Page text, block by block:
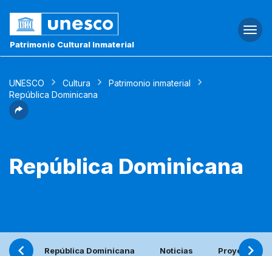
Patrimonio Cultural Inmaterial
UNESCO Cultura
Patrimonio inmaterial
República Dominicana
República Dominicana
República Dominicana Noticias Proyecto